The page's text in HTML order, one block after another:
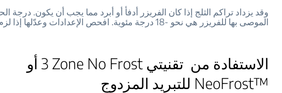
وقد يزداد تراكم الثلج إذا كان الفريزر أدفأ أو أبرد مما يجب أن يكون. درجة
الموصى بها للفريزر هي نحو -18 درجة مئوية. افحص الإعدادات وعدّلها إذا لزم الأمر.
الاستفادة من تقنيتي ‎3 Zone No Frost أو
NeoFrost™‎ للتبريد المزدوج